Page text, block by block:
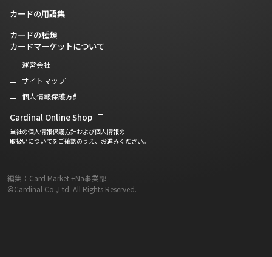
カードの用語集
カードの種類
カードマーケットについて
運営会社
サイトマップ
個人情報保護方針
Cardinal Online Shop
当社の個人情報保護方針および個人情報の
取扱いについてをご確認のうえ、お進みください。
編集：Card Market +Na事業部
©Cardinal Co.,Ltd. All Rights Reserved.